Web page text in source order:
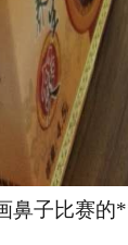
子比赛的